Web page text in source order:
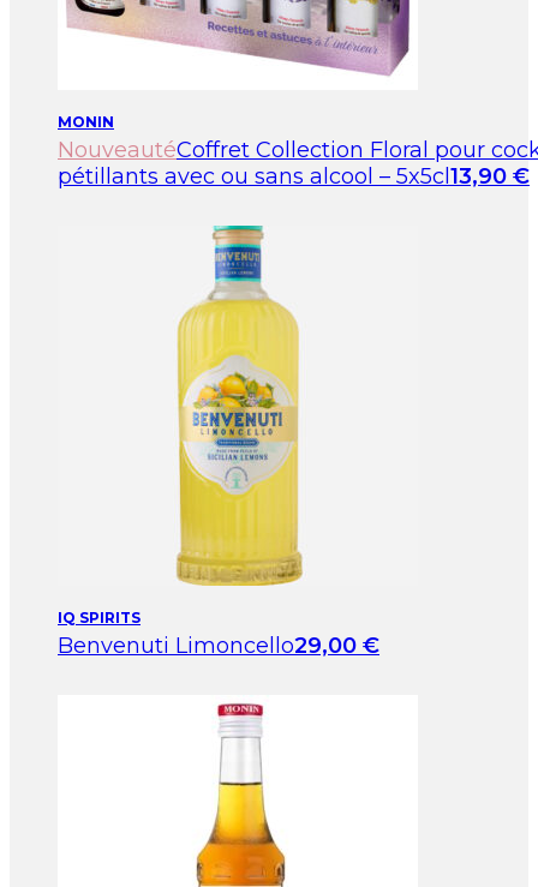
MONIN
NouveautéCoffret Collection Floral pour
pétillants avec ou sans alcool – 5x5cl13,90 €
IQ SPIRITS
Benvenuti Limoncello29,00 €